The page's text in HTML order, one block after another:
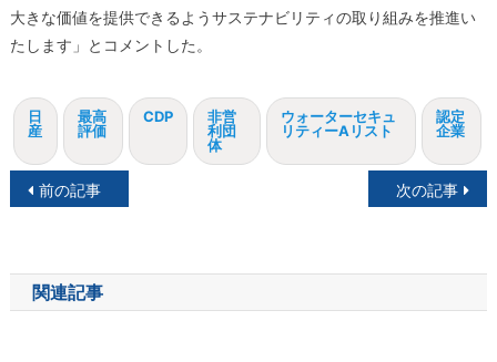
大きな価値を提供できるようサステナビリティの取り組みを推進い
たします」とコメントした。
日
産
最高
評価
CDP
非営
利団
体
ウォーターセキュ
リティーAリスト
認定
企業
投
ナ
ビ
前の記事 次の記事
関連記事